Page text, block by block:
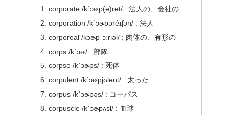
corporate /kˈɔɚp(ə)rət/ : 法人の、会社の
corporation /k`ɔɚpəréɪʃən/ : 法人
corporeal /kɔɚpˈɔːriəl/ : 肉体の、有形の
corps /kˈɔɚ/ : 部隊
corpse /kˈɔɚps/ : 死体
corpulent /kˈɔɚpjʊlənt/ : 太った
corpus /kˈɔɚpəs/ : コーパス
corpuscle /kˈɔɚpʌsl/ : 血球